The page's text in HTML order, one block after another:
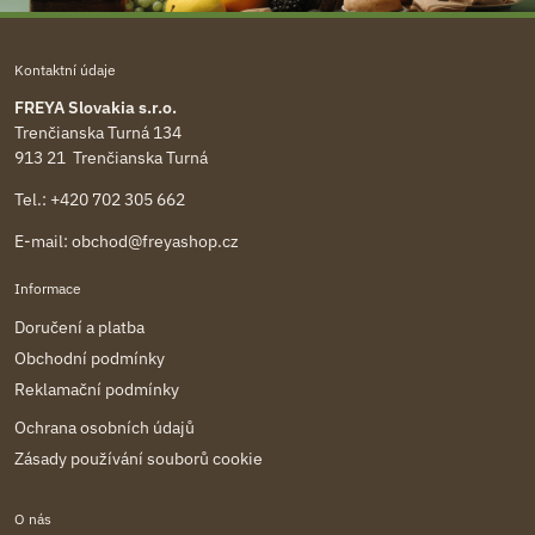
Kontaktní údaje
FREYA Slovakia s.r.o.
Trenčianska Turná 134
913 21 Trenčianska Turná
Tel.: +420 702 305 662
E-mail: obchod@freyashop.cz
Informace
Doručení a platba
Obchodní podmínky
Reklamační podmínky
Ochrana osobních údajů
Zásady používání souborů cookie
O nás